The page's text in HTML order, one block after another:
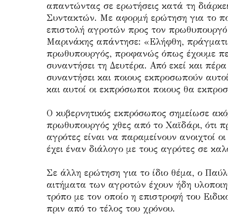
απαντώντας σε ερωτήσεις κατά τη
Συντακτών. Με αφορμή ερώτηση για το
επιστολή αγροτών προς τον
Μαρινάκης απάντησε: «Ελήφθη,
πρωθυπουργός, προφανώς όπως έχουμε
συναντήσει τη Δευτέρα. Από εκεί και
συναντήσει και ποιους εκπροσωπούν
και αυτοί οι εκπρόσωποι ποιους θα
Ο κυβερνητικός εκπρόσωπος σημείωσε
πρωθυπουργός χθες από το Χαϊδάρι, ότι
αγρότες είναι να παραμείνουν ανοιχτοί
έχει έναν διάλογο με τους αγρότες σε
Σε άλλη ερώτηση για το ίδιο θέμα, ο
αιτήματα των αγροτών έχουν ήδη
τρόπο με τον οποίο η επιστροφή του
πριν από το τέλος του χρόνου.